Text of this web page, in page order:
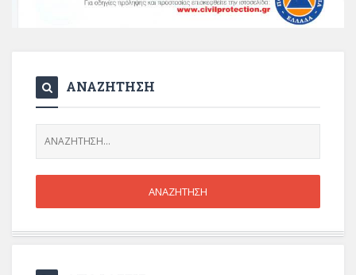
ΑΝΑΖΗΤΗΣΗ